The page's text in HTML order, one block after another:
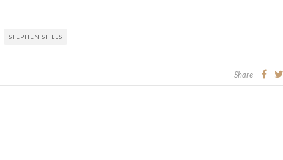
STEPHEN STILLS
Share